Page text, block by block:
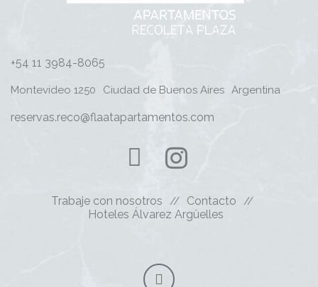
+54 11 3984-8065
Montevideo 1250 Ciudad de Buenos Aires Argentina
reservas.reco@flaatapartamentos.com
Trabaje con nosotros
Contacto
Hoteles Álvarez Argüelles